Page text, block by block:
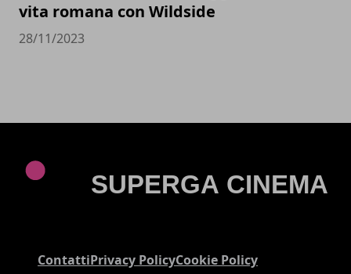
vita romana con Wildside
28/11/2023
ContattiPrivacy PolicyCookie Policy